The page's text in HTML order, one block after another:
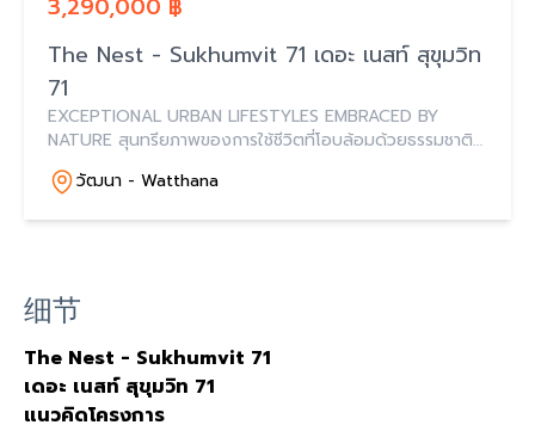
3,290,000 ฿
The Nest - Sukhumvit 71 เดอะ เนสท์ สุขุมวิท
71
EXCEPTIONAL URBAN LIFESTYLES EMBRACED BY
NATURE สุนทรียภาพของการใช้ชีวิตที่โอบล้อมด้วยธรรมชาติ
คอนโด LOW RISE สไตล์รีสอร์ทที่ออกแบบเพื่อความสมบูรณ์
แบบ ในการใช้ชีวิตใกล้ชิดกับธรรมชาติ สุนทรียภาพของกา
วัฒนา - Watthana
细节
The Nest - Sukhumvit 71
เดอะ เนสท์ สุขุมวิท 71
แนวคิดโครงการ